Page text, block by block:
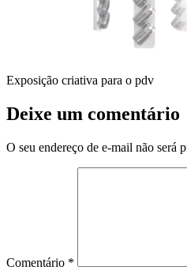
Exposição criativa para o pdv
Deixe um comentário
O seu endereço de e-mail não será
Comentário *